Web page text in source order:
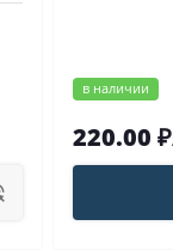
в наличии
220.00